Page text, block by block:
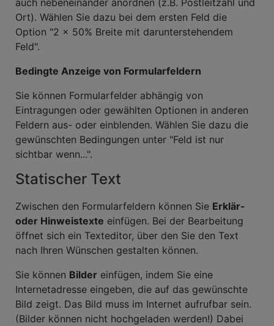
auch nebeneinander anordnen (z.B. Postleitzahl und
Ort). Wählen Sie dazu bei dem ersten Feld die
Option "2 x 50% Breite mit darunterstehendem
Feld".
Bedingte Anzeige von Formularfeldern
Sie können Formularfelder abhängig von
Eintragungen oder gewählten Optionen in anderen
Feldern aus- oder einblenden. Wählen Sie dazu die
gewünschten Bedingungen unter "Feld ist nur
sichtbar wenn...".
Statischer Text
Zwischen den Formularfeldern können Sie Erklär-
oder Hinweistexte einfügen. Bei der Bearbeitung
öffnet sich ein Texteditor, über den Sie den Text
nach Ihren Wünschen gestalten können.
Sie können Bilder einfügen, indem Sie eine
Internetadresse eingeben, die auf das gewünschte
Bild zeigt. Das Bild muss im Internet aufrufbar sein.
(Bilder können nicht hochgeladen werden!) Dabei